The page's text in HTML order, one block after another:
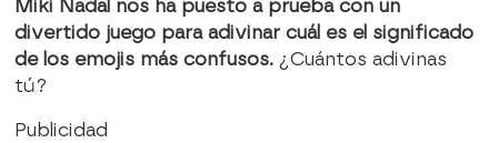
Miki Nadal nos ha puesto a prueba con un
divertido juego para adivinar cuál es el significado
de los emojis más confusos. ¿Cuántos adivinas
tú?
Publicidad